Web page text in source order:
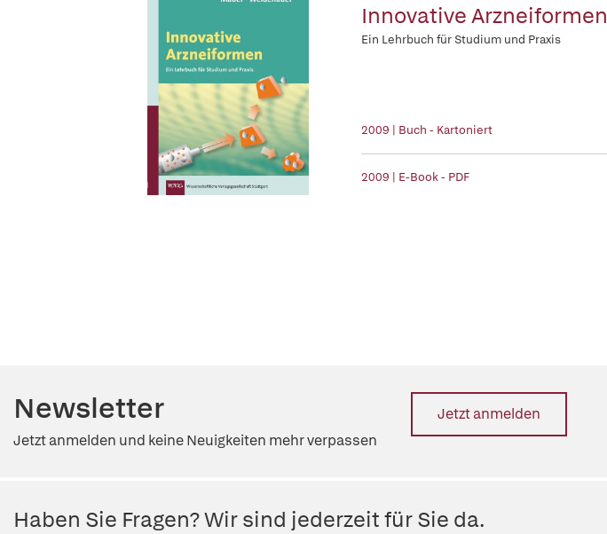
Innovative Arzneiformen
Ein Lehrbuch für Studium und Praxis
2009 | Buch - Kartoniert
2009 | E-Book - PDF
Newsletter
Jetzt anmelden und keine Neuigkeiten mehr verpassen
Jetzt anmelden
Haben Sie Fragen? Wir sind jederzeit für Sie da.